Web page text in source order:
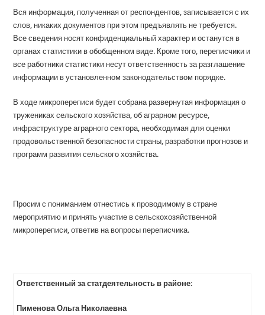
Вся информация, полученная от респондентов, записывается с их
слов, никаких документов при этом предъявлять не требуется.
Все сведения носят конфиденциальный характер и останутся в
органах статистики в обобщенном виде. Кроме того, переписчики и
все работники статистики несут ответственность за разглашение
информации в установленном законодательством порядке.
В ходе микропереписи будет собрана развернутая информация о
тружениках сельского хозяйства, об аграрном ресурсе,
инфраструктуре аграрного сектора, необходимая для оценки
продовольственной безопасности страны, разработки прогнозов и
программ развития сельского хозяйства.
Просим с пониманием отнестись к проводимому в стране
мероприятию и принять участие в сельскохозяйственной
микропереписи, ответив на вопросы переписчика.
Ответственный за статдеятельность в районе:
Пименова Ольга Николаевна